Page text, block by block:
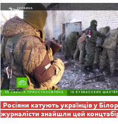
Росіяни катують українців у
журналісти знайшли цей